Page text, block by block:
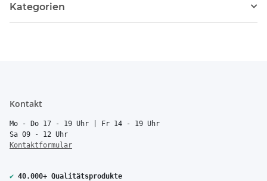
Kategorien
Kontakt
Mo - Do 17 - 19 Uhr | Fr 14 - 19 Uhr
Sa 09 - 12 Uhr
Kontaktformular
✔ 40.000+ Qualitätsprodukte